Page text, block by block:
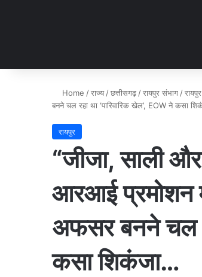
Home /राज्य /छत्तीसगढ़ /रायपुर संभाग /रायपुर
बनने चल रहा था ‘पारिवारिक खेल’, EOW ने कसा
रायपुर
“जीजा, साली
आरआई प्रमोशन में
अफसर बनने चल
कसा शिकंजा…